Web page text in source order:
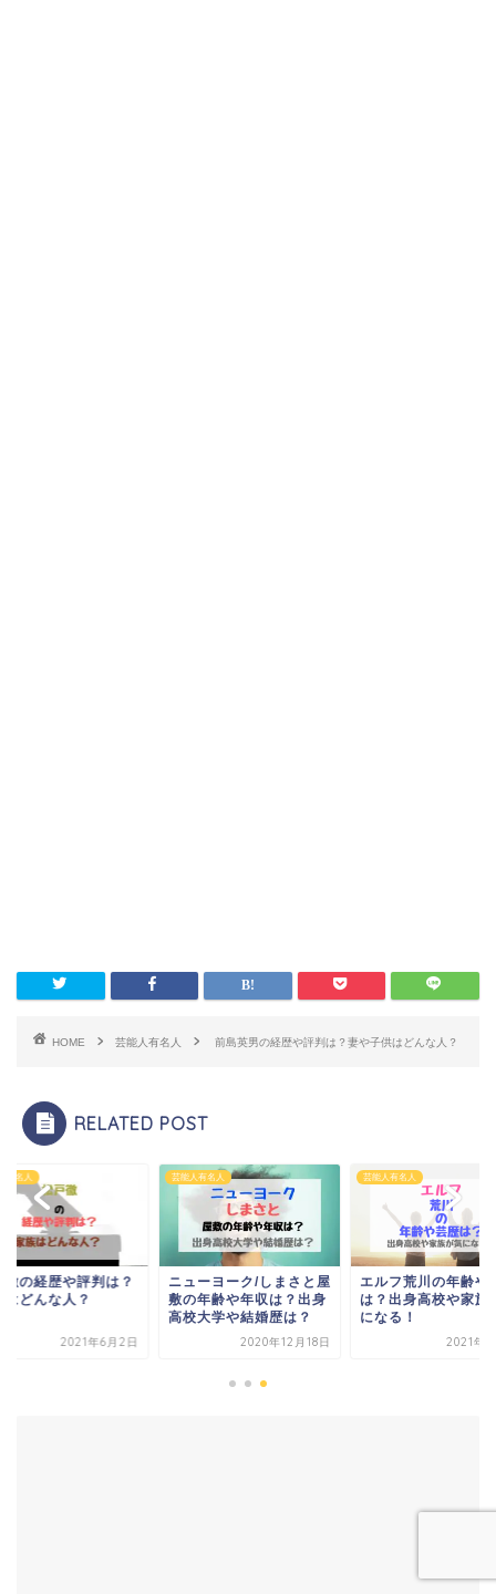
HOME 芸能人有名人 前島英男の経歴や評判は？妻や子供はどんな人？
RELATED POST
有名人
徹の経歴や評判は？
はどんな人？
2021年6月2日
芸能人有名人
ニューヨーク/しまさと屋
敷の年齢や年収は？出身
高校大学や結婚歴は？
2020年12月18日
芸能人有名人
エルフ荒川の年齢や
は？出身高校や家族
になる！
2021年1